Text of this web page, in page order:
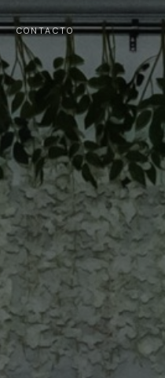
CONTACTO